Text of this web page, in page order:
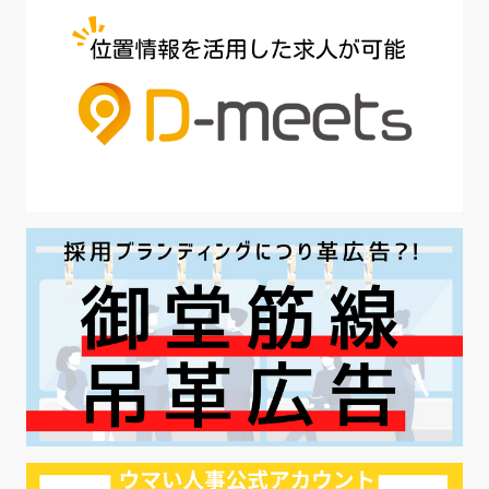
#魅力の伝え方 #求職者 #27卒
#採用オウンドメディア #業種別
#採用ピッチ資料 #28卒 #ロールモデル
#地方採用 #第二新卒 #採用の効率化
#AI活用 #職場カルチャーギャップ
#早期退職 #ハラスメント
#ハラスメント対策 #SNS活用
#リクルーター制度 #内定辞退の防止
#歩留まり改善 #採用ナーチャリング